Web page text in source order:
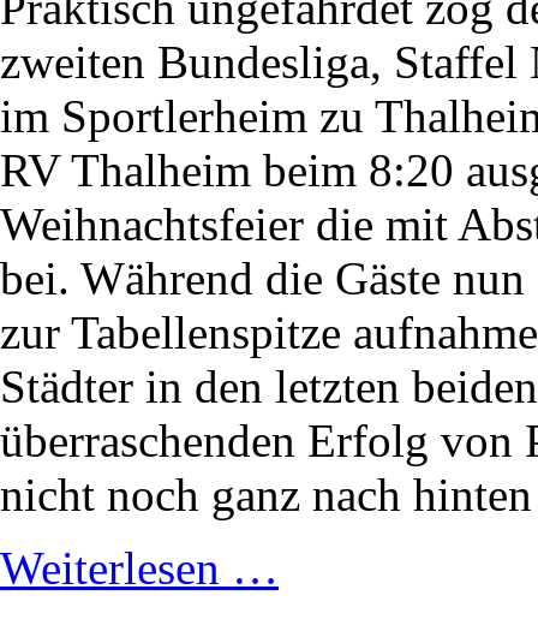
zweiten Bundesliga, Staffel
im Sportlerheim zu
RV Thalheim beim 8:20
Weihnachtsfeier die mit
bei. Während die Gäste
zur Tabellenspitze
Städter in den letzten
überraschenden Erfolg von
nicht noch ganz nach
Weiterlesen …